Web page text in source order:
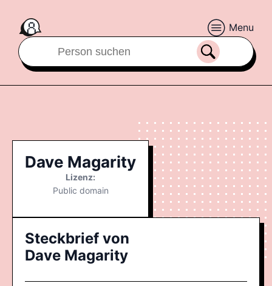
Menu
Dave Magarity
Lizenz:
Public domain
Steckbrief von
Dave Magarity